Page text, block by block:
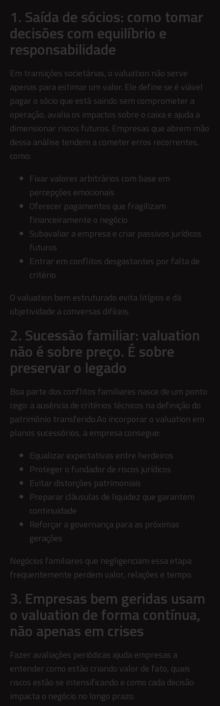
1. Saída de sócios: como tomar
decisões com equilíbrio e
responsabilidade
Em transições societárias, o valuation não serve
apenas para estimar um valor. Ele define se é viável
pagar o sócio que está saindo sem comprometer a
operação, avalia os impactos sobre o caixa e ajuda a
dimensionar riscos futuros. Empresas que abrem mão
dessa análise tendem a cometer erros recorrentes,
como:
Fixar valores arbitrários com base em
percepções emocionais
Oferecer pagamentos que fragilizam
financeiramente o negócio
Subavaliar a empresa e criar passivos jurídicos
futuros
Entrar em conflitos desgastantes por falta de
critério
O valuation bem estruturado evita litígios e dá
objetividade a conversas difíceis.
2. Sucessão familiar: valuation
não é sobre preço. É sobre
preservar o legado
Boa parte dos conflitos familiares nasce de um ponto
cego: a ausência de critérios técnicos na definição do
patrimônio transferido.Ao incorporar o valuation em
planos sucessórios, a empresa consegue:
Equalizar expectativas entre herdeiros
Proteger o fundador de riscos jurídicos
Evitar distorções patrimoniais
Preparar cláusulas de liquidez que garantem
continuidade
Reforçar a governança para as próximas
gerações
Negócios familiares que negligenciam essa etapa
frequentemente perdem valor, relações e tempo.
3. Empresas bem geridas usam
o valuation de forma contínua,
não apenas em crises
Fazer avaliações periódicas ajuda empresas a
entender como estão criando valor de fato, quais
riscos estão se intensificando e como cada decisão
impacta o negócio no longo prazo.